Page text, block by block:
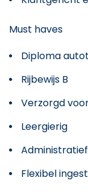
Must haves
Diploma
Rijbewijs B
Verzorgd
Leergierig
Flexibel